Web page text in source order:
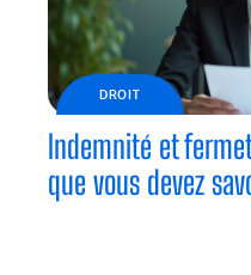
DROIT
Indemnité et
que vous devez